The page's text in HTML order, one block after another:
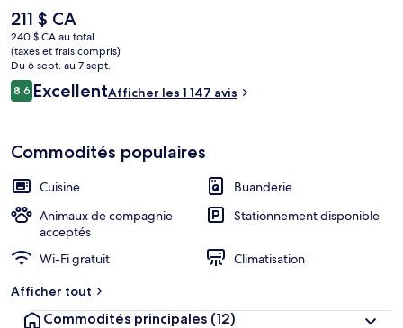
au Wi-Fi. Les autres voyageurs adorent le personnel serviable.
Le
prix
actuel
est
de 211 $ CA
211 $ CA
240 $ CA au total
(taxes et frais compris)
Du 6 sept. au 7 sept.
Avis
8,68,6 sur 10 –
ExcellentAfficher les 1 147 avis
Commodités populaires
Cuisine
Buanderie
Animaux de compagnie
acceptés
Stationnement disponible
Wi-Fi gratuit
Climatisation
Afficher tout
Commodités principales (12)